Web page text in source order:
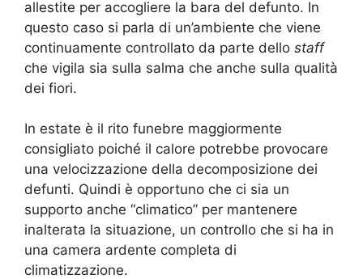
allestite per accogliere la bara del defunto. In
questo caso si parla di un’ambiente che viene
continuamente controllato da parte dello staff
che vigila sia sulla salma che anche sulla qualità
dei fiori.
In estate è il rito funebre maggiormente
consigliato poiché il calore potrebbe provocare
una velocizzazione della decomposizione dei
defunti. Quindi è opportuno che ci sia un
supporto anche “climatico” per mantenere
inalterata la situazione, un controllo che si ha in
una camera ardente completa di
climatizzazione.